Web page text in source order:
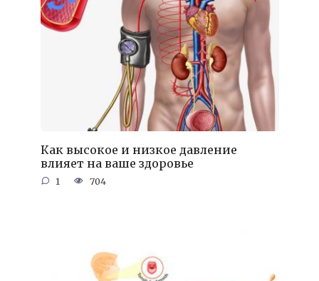
Как высокое и низкое давление
влияет на ваше здоровье
1 704